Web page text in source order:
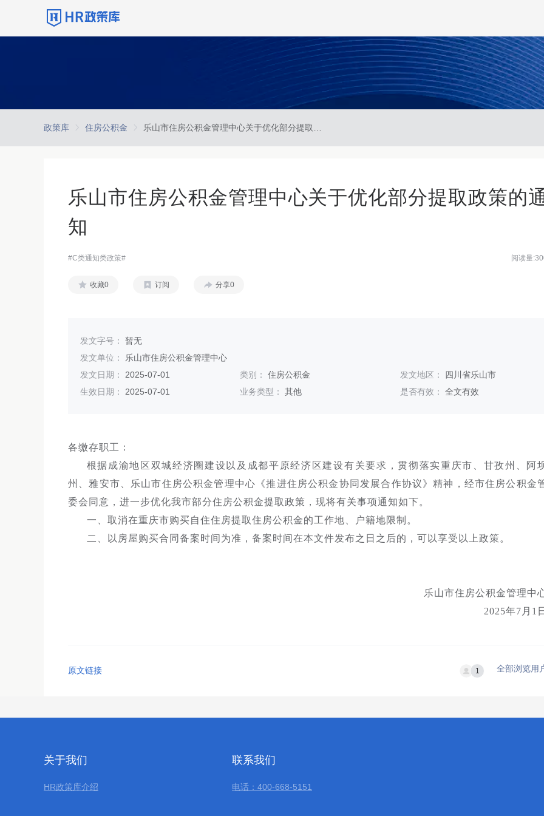
政策库 住房公积金
乐山市住房公积金管理中心关于优化部分提取政策的
知
#C类通知类政策# 阅读量
收藏0 订阅 分享0
发文字号： 暂无
发文单位：
乐山市住房公积金管理中心
发文日期： 2025-07-01 类别：住房公积金 发文地区： 四川省乐山市
生效日期： 2025-07-01 业务类型：其他 是否有效： 全文有效
各缴存职工：
根据成渝地区双城经济圈建设以及成都平原经济区建设有关要求，贯彻落实重庆市、甘孜州、阿
州、雅安市、乐山市住房公积金管理中心《推进住房公积金协同发展合作协议》精神，经市住房公积金
委会同意，进一步优化我市部分住房公积金提取政策，现将有关事项通知如下。
一、取消在重庆市购买自住住房提取住房公积金的工作地、户籍地限制。
二、以房屋购买合同备案时间为准，备案时间在本文件发布之日之后的，可以享受以上政策。
乐山市住房公积金管理中
2025年7月1
原文链接 1 全部浏览用
关于我们
HR政策库介绍
联系我们
电话：400-668-5151